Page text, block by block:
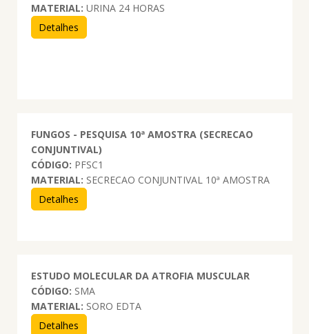
MATERIAL: URINA 24 HORAS
Detalhes
FUNGOS - PESQUISA 10ª AMOSTRA (SECRECAO
CONJUNTIVAL)
CÓDIGO: PFSC1
MATERIAL: SECRECAO CONJUNTIVAL 10ª AMOSTRA
Detalhes
ESTUDO MOLECULAR DA ATROFIA MUSCULAR
CÓDIGO: SMA
MATERIAL: SORO EDTA
Detalhes